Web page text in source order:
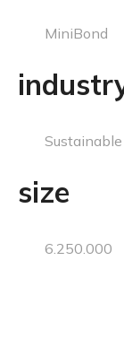
MiniBond
size
6.250.000